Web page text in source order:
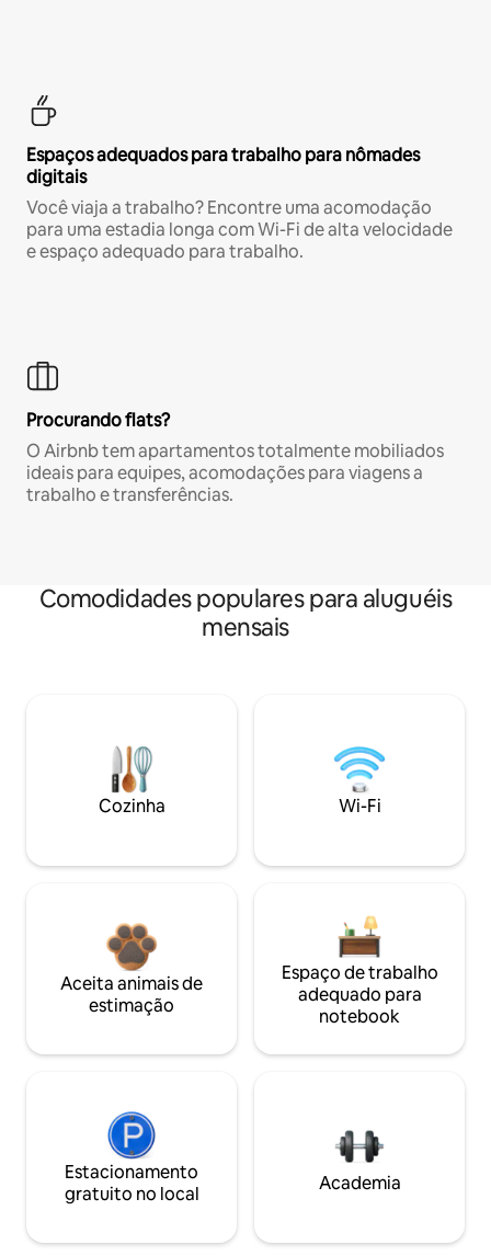
Espaços adequados para trabalho para nômades
digitais
Você viaja a trabalho? Encontre uma acomodação
para uma estadia longa com Wi-Fi de alta velocidade
e espaço adequado para trabalho.
Procurando flats?
O Airbnb tem apartamentos totalmente mobiliados
ideais para equipes, acomodações para viagens a
trabalho e transferências.
Comodidades populares para aluguéis
mensais
Cozinha Wi-Fi
Aceita animais de
estimação
Espaço de trabalho
adequado para
notebook
Estacionamento
gratuito no local
Academia